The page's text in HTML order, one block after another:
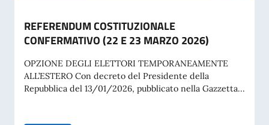
REFERENDUM COSTITUZIONALE
CONFERMATIVO (22 E 23 MARZO 2026)
OPZIONE DEGLI ELETTORI TEMPORANEAMENTE
ALL’ESTERO Con decreto del Presidente della
Repubblica del 13/01/2026, pubblicato nella Gazzetta...